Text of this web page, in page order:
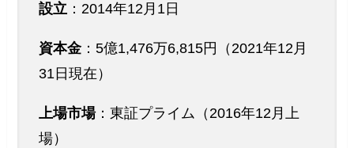
設立 ：2014年12月1日
資本金 ：5億1,476万6,815円（2021年12月
31日現在）
上場市場：東証プライム（2016年12月上
場）